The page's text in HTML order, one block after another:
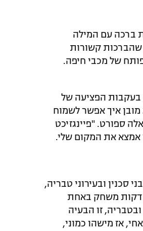
ברכה עם המילה
שהברכות קשורות
של מכבי חיפה.
בעקבות הפציעה של
מובן איך אפשר לשמוח
ספורט. "פיינגזיכט
אמצא את המקום שלי.
סכנין ובעירוני טבריה,
דקות משחק באחת
זו הבעיה
אז מישהו כמוני,